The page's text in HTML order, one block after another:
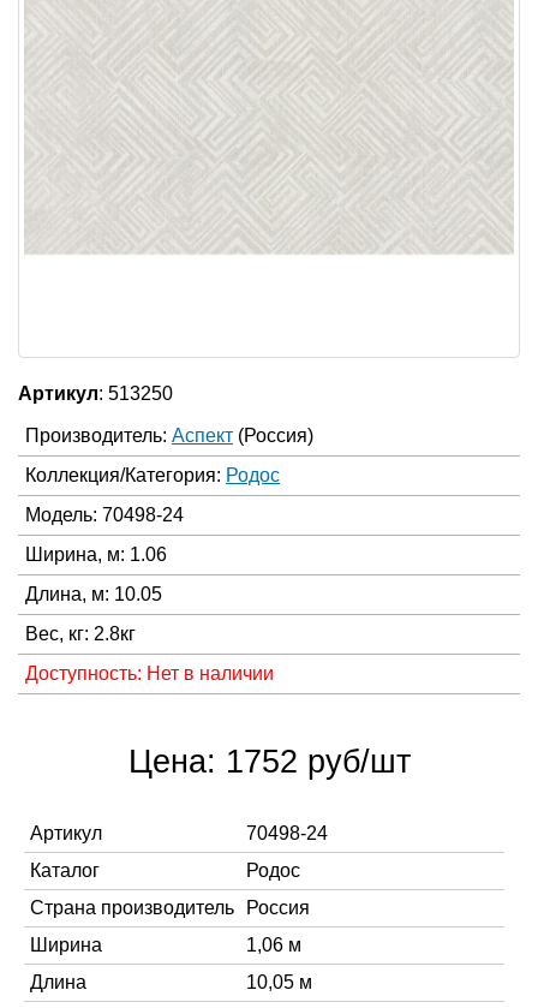
Артикул: 513250
Производитель: Аспект (Россия)
Коллекция/Категория: Родос
Модель: 70498-24
Ширина, м: 1.06
Длина, м: 10.05
Вес, кг: 2.8кг
Доступность: Нет в наличии
Цена: 1752 руб/шт
Артикул
70498-24
Каталог
Родос
Страна производитель
Россия
Ширина
1,06 м
Длина
10,05 м